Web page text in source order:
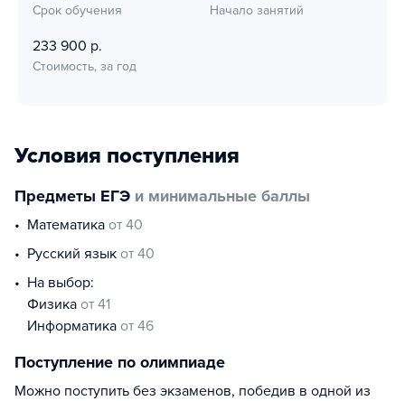
Срок обучения Начало занятий
233 900 р.
Стоимость, за год
Условия поступления
Предметы ЕГЭ и минимальные баллы
математика от 40
русский язык от 40
На выбор:
физика от 41
информатика от 46
Поступление по олимпиаде
Можно поступить без экзаменов, победив в одной из